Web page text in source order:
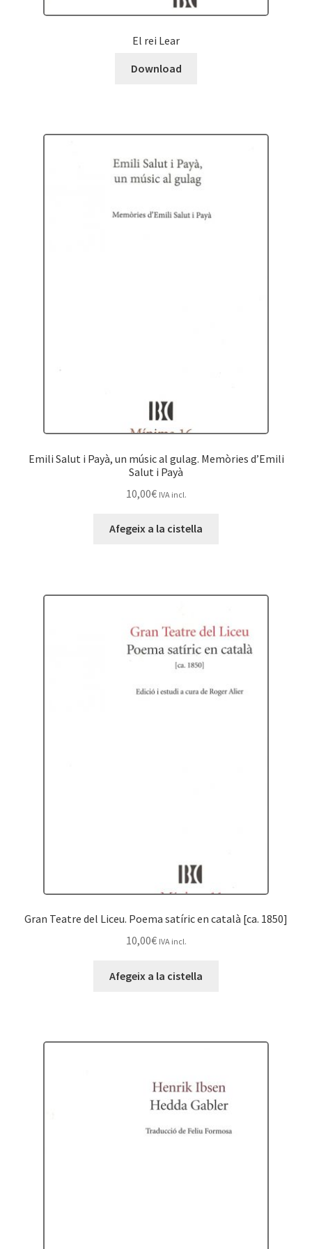
El rei Lear
Download
Emili Salut i Payà, un músic al gulag. Memòries d’Emili
Salut i Payà
10,00€ IVA incl.
Afegeix a la cistella
Gran Teatre del Liceu. Poema satíric en català [ca. 1850]
10,00€ IVA incl.
Afegeix a la cistella